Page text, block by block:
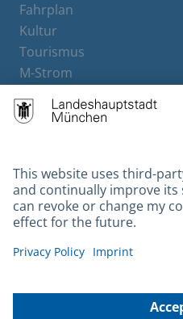
Fahrplan
Kultur
Tourismus
M-Strom
Hotels
Contact
Barrierefreiheit
Leichte Sprache
Gebärdensprache
Kontakt